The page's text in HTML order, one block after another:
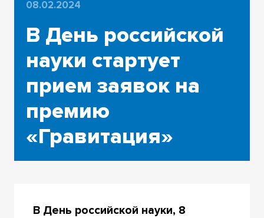
08.02.2024
В День российской
науки стартует
прием заявок на
премию
«Гравитация»
В День российской науки, 8